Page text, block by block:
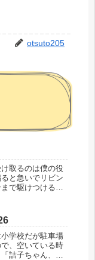
otsuto205
取るのは僕の役
と急いでリビン
で駆けつける。
りの音が聞こえ
あることだ。そ
...学校だが駐車場
、空いている時
詰子ちゃん、混